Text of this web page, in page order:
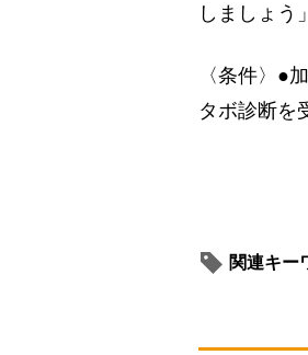
しましょう」
〈条件〉●
タボ診断を
関連キー